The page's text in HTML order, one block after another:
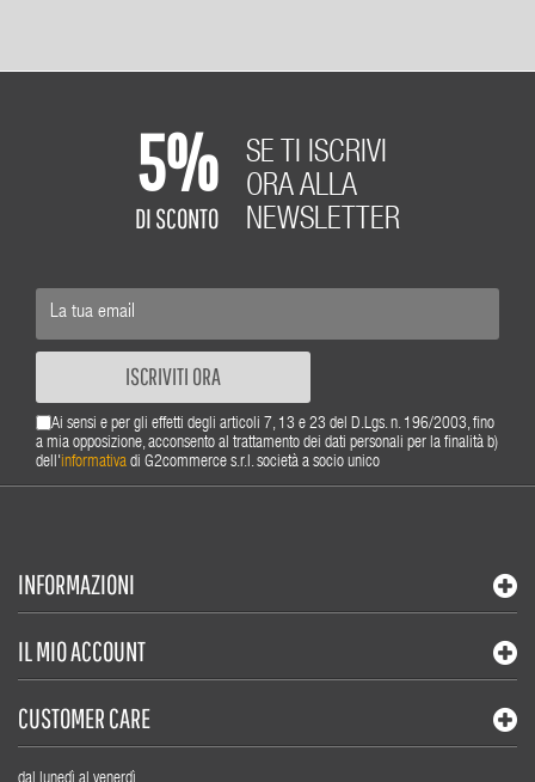
5%
DI SCONTO
SE TI ISCRIVI
ORA ALLA
NEWSLETTER
ISCRIVITI ORA
Ai sensi e per gli effetti degli articoli 7, 13 e 23 del D.Lgs. n. 196/2003, fino
a mia opposizione, acconsento al trattamento dei dati personali per la finalità b)
dell'informativa di G2commerce s.r.l. società a socio unico
INFORMAZIONI
IL MIO ACCOUNT
CUSTOMER CARE